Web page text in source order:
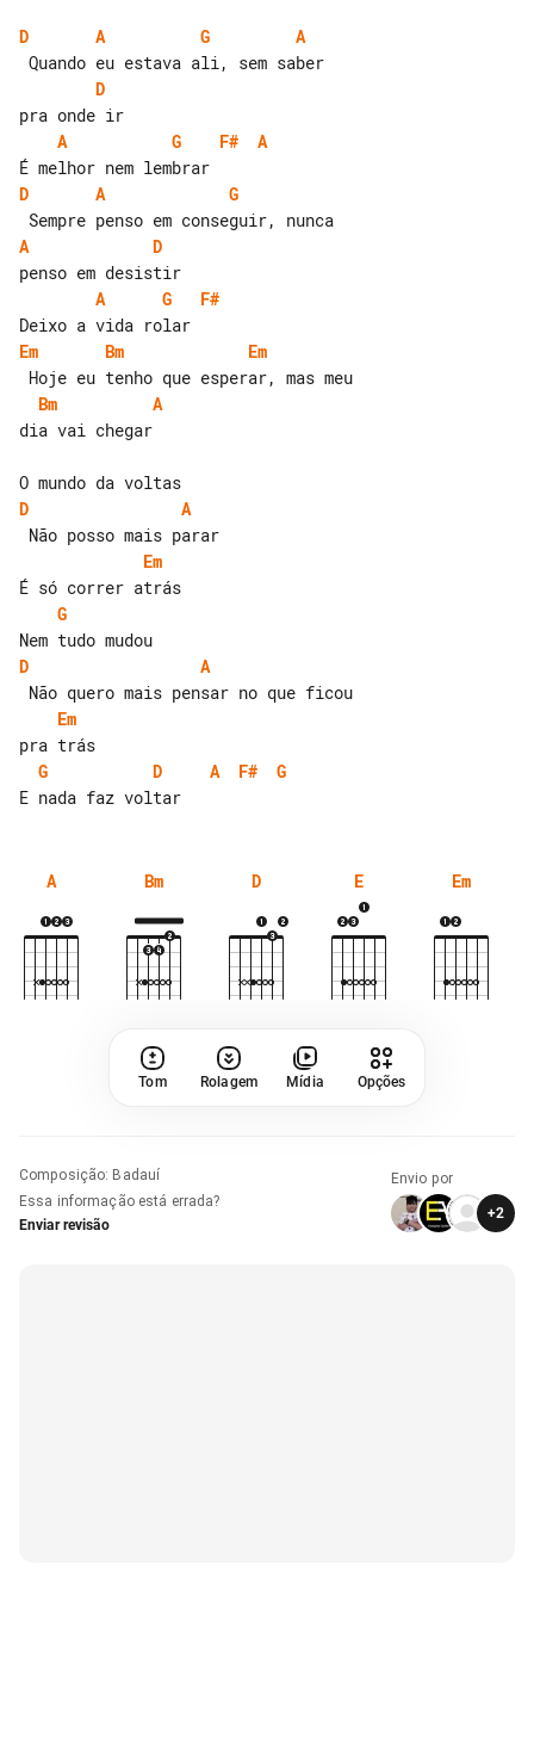
D A G
A
D
A
G F#
A
D
A
G
A
D
A
G
F#
Em
Bm
Em
Bm
A
dia vai chegar
D
A
Em
G
D
A
Em
G
D A F#
G
A Bm D E Em
Tom Rolagem Mídia Opções
Composição: Badauí
Essa informação está errada?
Enviar revisão
Envio por
+2